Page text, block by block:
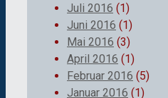
Juli 2016 (1)
Juni 2016 (1)
Mai 2016 (3)
April 2016 (1)
Februar 2016 (5)
Januar 2016 (1)